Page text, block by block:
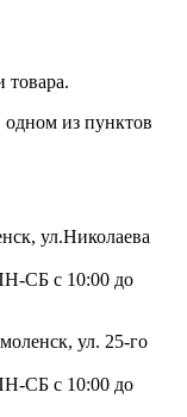
товара.
из пунктов
ул.Николаева
СБ с 10:00 до
ул. 25-го
СБ с 10:00 до